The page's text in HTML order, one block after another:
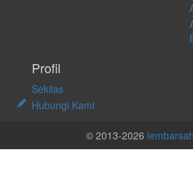
Profil
Sekilas
Hubungi Kami
© 2013-2026